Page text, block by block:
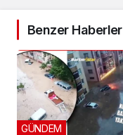
Benzer Haberler
GÜNDEM